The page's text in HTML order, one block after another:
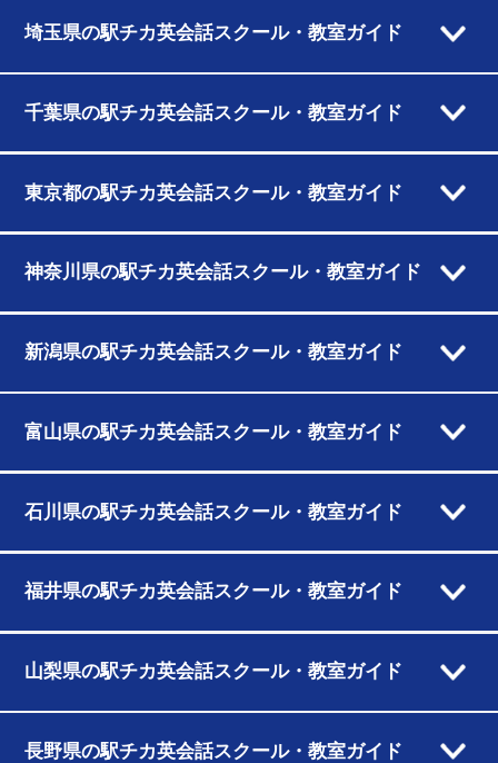
埼玉県の駅チカ英会話スクール・教室ガイド
千葉県の駅チカ英会話スクール・教室ガイド
東京都の駅チカ英会話スクール・教室ガイド
神奈川県の駅チカ英会話スクール・教室ガイド
新潟県の駅チカ英会話スクール・教室ガイド
富山県の駅チカ英会話スクール・教室ガイド
石川県の駅チカ英会話スクール・教室ガイド
福井県の駅チカ英会話スクール・教室ガイド
山梨県の駅チカ英会話スクール・教室ガイド
長野県の駅チカ英会話スクール・教室ガイド